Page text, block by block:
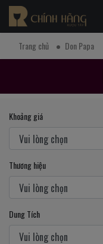
Trang chủ Don Papa
Khoảng giá
Thương hiệu
Dung Tích